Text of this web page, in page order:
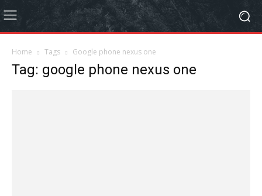
Home Tags Google phone nexus one
Tag: google phone nexus one